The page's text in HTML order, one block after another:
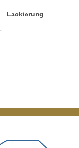
Lackierung